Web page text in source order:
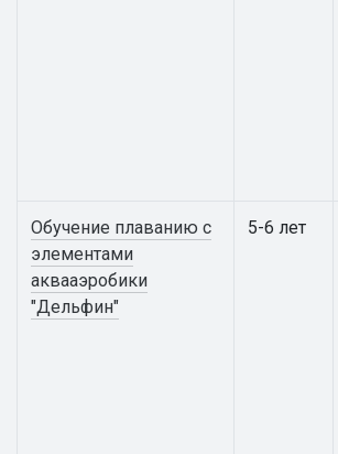
Обучение плаванию с
элементами
аквааэробики
"Дельфин"
5-6 лет